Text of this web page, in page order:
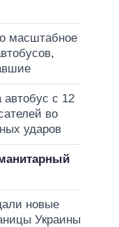
масштабное
с 12
во
ударов
новые
Украины